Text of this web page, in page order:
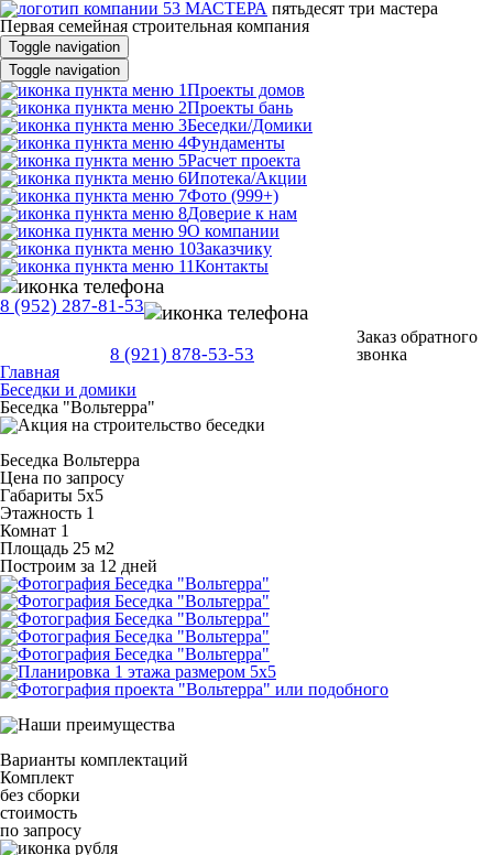
пятьдесят три мастера
Первая семейная строительная компания
Toggle navigation
Toggle navigation
Проекты домов
Проекты бань
Беседки/Домики
Фундаменты
Расчет проекта
Ипотека/Акции
Фото (999+)
Доверие к нам
О компании
Заказчику
Контакты
8 (952) 287-81-53
8 (921) 878-53-53
Заказ обратного
звонка
Главная
Беседки и домики
Беседка "Вольтерра"
Беседка Вольтерра
Цена по запросу
Габариты 5х5
Этажность 1
Комнат 1
Площадь 25 м2
Построим за 12 дней
Варианты комплектаций
Комплект
без сборки
стоимость
по запросу